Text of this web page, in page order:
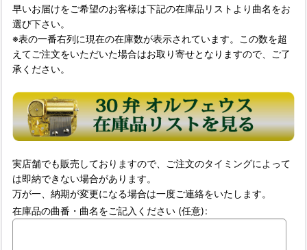
早いお届けをご希望のお客様は下記の在庫品リストより曲名をお
選び下さい。
※表の一番右列に現在の在庫数が表示されています。この数を超
えてご注文をいただいた場合はお取り寄せとなりますので、ご了
承ください。
実店舗でも販売しておりますので、ご注文のタイミングによって
は即納できない場合があります。
万が一、納期が変更になる場合は一度ご連絡をいたします。
在庫品の曲番・曲名をご記入ください (任意):